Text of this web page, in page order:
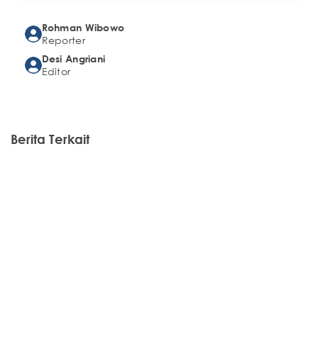
Rohman Wibowo
Reporter
Desi Angriani
Editor
Berita Terkait